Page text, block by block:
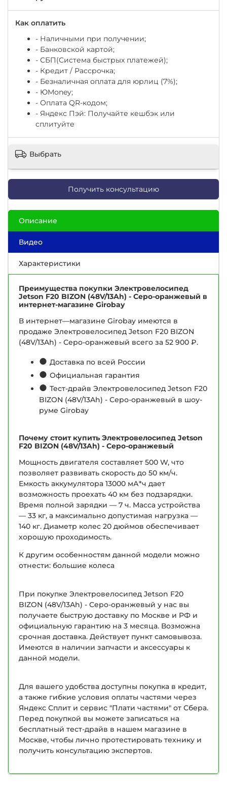
Как оплатить
- Наличными при получении;
- Банковской картой;
- СБП(Система быстрых платежей);
- Кредит / Рассрочка;
- Безналичная оплата для юрлиц (7%);
- ЮМоney;
- Оплата QR-кодом;
- Яндекс Пэй: Получайте кешбэк или
сплитуйте
Выбрать
Получить консультацию
Описание
Видео
Характеристики
Преимущества покупки Электровелосипед
Jetson F20 BIZON (48V/13Ah) - Серо-оранжевый в
интернет-магазине Girobay
В интернет—магазине Girobay имеются в
продаже Электровелосипед Jetson F20 BIZON
(48V/13Ah) - Серо-оранжевый всего за 52 900 ₽.
● Доставка по всей России
● Официальная гарантия
● Тест-драйв Электровелосипед Jetson F20
BIZON (48V/13Ah) - Серо-оранжевый в шоу-
руме Girobay
Почему стоит купить Электровелосипед Jetson
F20 BIZON (48V/13Ah) - Серо-оранжевый
Мощность двигателя составляет 500 W, что
позволяет развивать скорость до 50 км/ч.
Емкость аккумулятора 13000 мА*ч дает
возможность проехать 40 км без подзарядки.
Время полной зарядки — 7 ч. Масса устройства
— 33 кг, а максимально допустимая нагрузка —
140 кг. Диаметр колес 20 дюймов обеспечивает
хорошую проходимость.
К другим особенностям данной модели можно
отнести: большие колеса
При покупке Электровелосипед Jetson F20
BIZON (48V/13Ah) - Серо-оранжевый у нас вы
получаете быструю доставку по Москве и РФ и
официальную гарантию на 3 месяца. Возможна
срочная доставка. Действует пункт самовывоза.
Имеются в наличии запчасти и аксессуары к
данной модели.
Для вашего удобства доступны покупка в кредит,
а также гибкие условия оплаты частями через
Яндекс Сплит и сервис "Плати частями" от Сбера.
Перед покупкой вы можете записаться на
бесплатный тест-драйв в нашем магазине в
Москве, чтобы лично протестировать технику и
получить консультацию экспертов.